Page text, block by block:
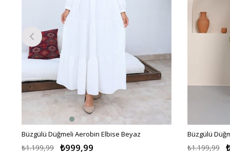
Büzgülü Düğmeli Aerobin Elbise Beyaz
₺999,99
₺1.199,99
Büzgülü
₺1.199,99